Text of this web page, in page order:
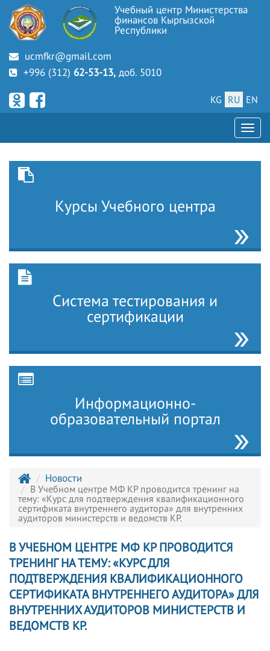
Учебный центр Министерства
финансов Кыргызской
Республики
ucmfkr@gmail.com
+996 (312) 62-53-13, доб. 5010
EN
RU
KG
Курсы Учебного центра
Система тестирования и
сертификации
Информационно-
образовательный портал
Новости
В Учебном центре МФ КР проводится тренинг на
тему: «Курс для подтверждения квалификационного
сертификата внутреннего аудитора» для внутренних
аудиторов министерств и ведомств КР.
В УЧЕБНОМ ЦЕНТРЕ МФ КР ПРОВОДИТСЯ
ТРЕНИНГ НА ТЕМУ: «КУРС ДЛЯ
ПОДТВЕРЖДЕНИЯ КВАЛИФИКАЦИОННОГО
СЕРТИФИКАТА ВНУТРЕННЕГО АУДИТОРА» ДЛЯ
ВНУТРЕННИХ АУДИТОРОВ МИНИСТЕРСТВ И
ВЕДОМСТВ КР.